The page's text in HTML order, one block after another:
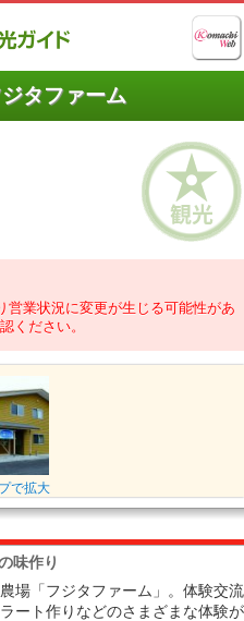
ジタファーム
業状況に変更が生じる可能性があ
ください。
で拡大
味作り
場「フジタファーム」。体験交流
ート作りなどのさまざまな体験が